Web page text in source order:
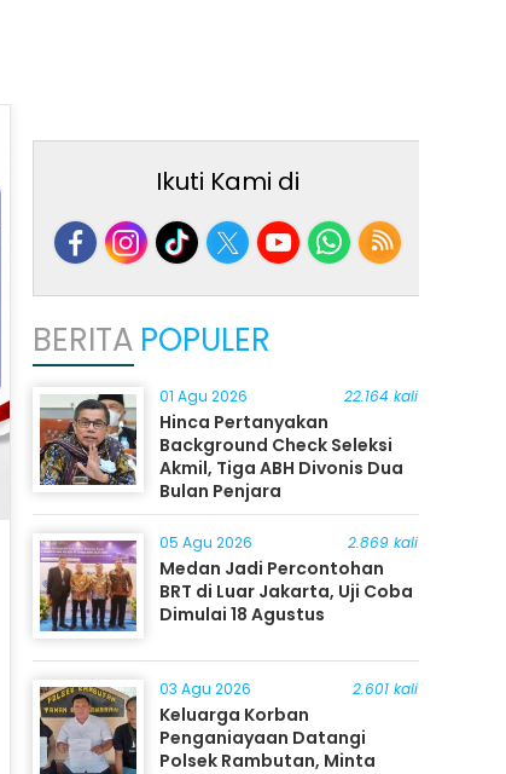
Ikuti Kami di
BERITA POPULER
01 Agu 2026 22.164 kali
Hinca Pertanyakan
Background Check Seleksi
Akmil, Tiga ABH Divonis Dua
Bulan Penjara
05 Agu 2026 2.869 kali
Medan Jadi Percontohan
BRT di Luar Jakarta, Uji Coba
Dimulai 18 Agustus
03 Agu 2026 2.601 kali
Keluarga Korban
Penganiayaan Datangi
Polsek Rambutan, Minta